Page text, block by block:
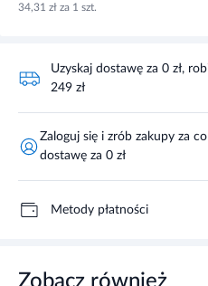
34,31 zł za 1 szt.
Uzyskaj dostawę za 0 zł,
249 zł
Zaloguj się i zrób zakupy za
dostawę za 0 zł
Metody płatności
Zobacz również